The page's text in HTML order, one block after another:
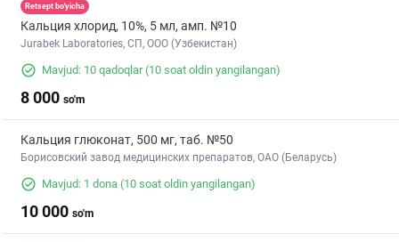
Retsept bo'yicha
Кальция хлорид, 10%, 5 мл, амп. №10
Jurabek Laboratories, СП, ООО (Узбекистан)
Mavjud: 10 qadoqlar(10 soat oldin yangilangan)
8 000 so'm
Кальция глюконат, 500 мг, таб. №50
Борисовский завод медицинских препаратов, ОАО (Беларусь)
Mavjud: 1 dona (10 soat oldin yangilangan)
10 000 so'm